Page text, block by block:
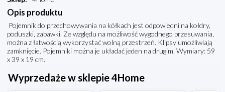
Opis produktu
Pojemnik do przechowywania na kółkach jest odpowiedni na kołdry,
poduszki, zabawki. Ze względu na możliwość wygodnego przesuwania,
można z łatwością wykorzystać wolną przestrzeń. Klipsy umożliwiają
zamknięcie. Pojemniki można je układać jeden na drugim. Wymiary: 59
x 39 x 19 cm.
Wyprzedaże w sklepie 4Home